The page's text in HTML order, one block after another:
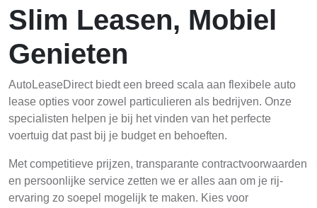
Slim Leasen, Mobiel
Genieten
AutoLeaseDirect biedt een breed scala aan flexibele auto
lease opties voor zowel particulieren als bedrijven. Onze
specialisten helpen je bij het vinden van het perfecte
voertuig dat past bij je budget en behoeften.
Met competitieve prijzen, transparante contractvoorwaarden
en persoonlijke service zetten we er alles aan om je rij-
ervaring zo soepel mogelijk te maken. Kies voor